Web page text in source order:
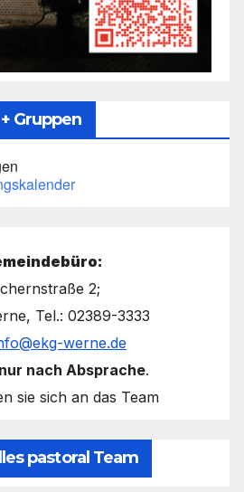
Gruppen
2;
Tel.: 02389-3333
werne.de
nach Absprache.
sie sich an das Team
pastoral Team